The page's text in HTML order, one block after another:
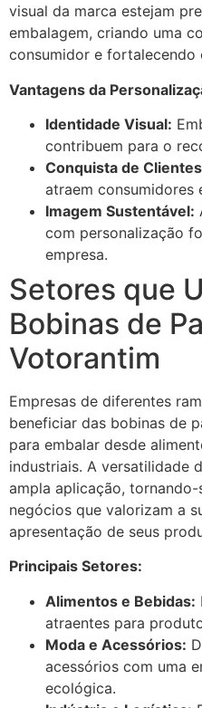
visual da marca estejam
embalagem, criando uma
consumidor e fortalecendo
Vantagens da
Identidade Visual:
contribuem para o
Conquista de
atraem consumidores
Imagem Sustentável:
com personalização
empresa.
Setores que
Bobinas de
Votorantim
Empresas de diferentes
beneficiar das bobinas de
para embalar desde
industriais. A versatilidade
ampla aplicação,
negócios que valorizam a
apresentação de seus
Principais Setores:
Alimentos e Bebidas:
atraentes para
Moda e Acessórios:
acessórios com uma
ecológica.